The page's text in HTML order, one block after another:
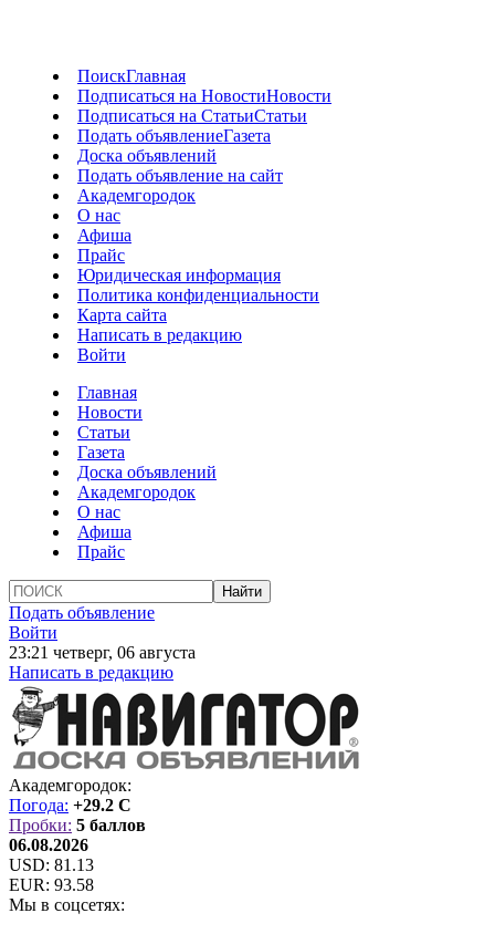
ПоискГлавная
Подписаться на НовостиНовости
Подписаться на СтатьиСтатьи
Подать объявлениеГазета
Доска объявлений
Подать объявление на сайт
Академгородок
О нас
Афиша
Прайс
Юридическая информация
Политика конфиденциальности
Карта сайта
Написать в редакцию
Войти
Главная
Новости
Статьи
Газета
Доска объявлений
Академгородок
О нас
Афиша
Прайс
Подать объявление
Войти
23:21 четверг, 06 августа
Написать в редакцию
Академгородок:
Погода: +29.2 C
Пробки: 5 баллов
06.08.2026
USD: 81.13
EUR: 93.58
Мы в соцсетях: